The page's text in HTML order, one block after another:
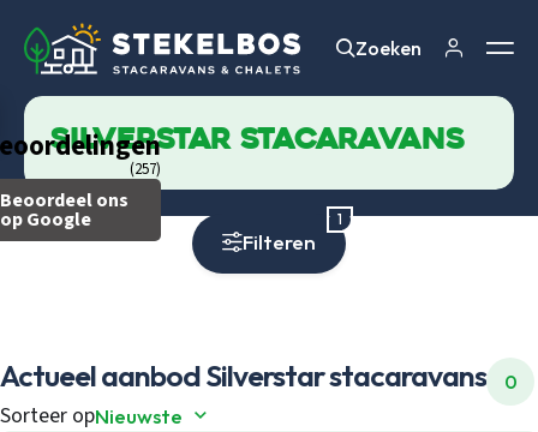
(257)
Beoordeel ons
op Google
Zoeken
Zoeken
Silverstar stacaravans
Filteren
1
Actueel aanbodSilverstar stacaravans 0
Sorteer opNieuwste